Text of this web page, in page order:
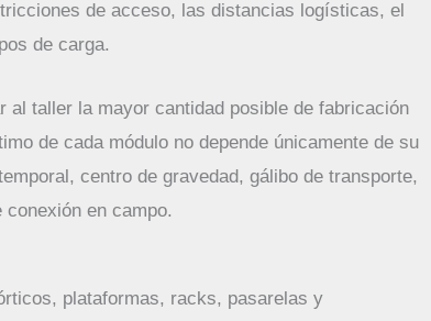
de acceso, las distancias logísticas, el
de carga.
al taller la mayor cantidad posible de fabricación
de cada módulo no depende únicamente de su
centro de gravedad, gálibo de transporte,
en campo.
plataformas, racks, pasarelas y